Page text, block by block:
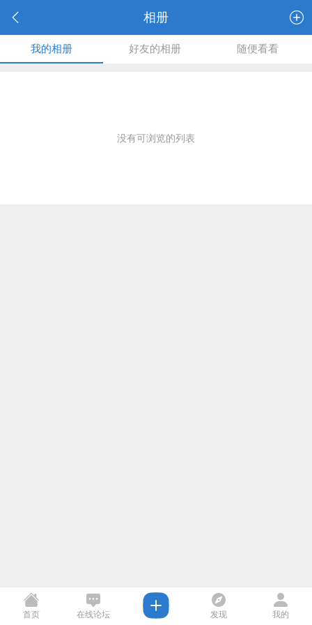
相册
我的相册 好友的相册 随便看看
没有可浏览的列表
首页 在线论坛 发现 我的